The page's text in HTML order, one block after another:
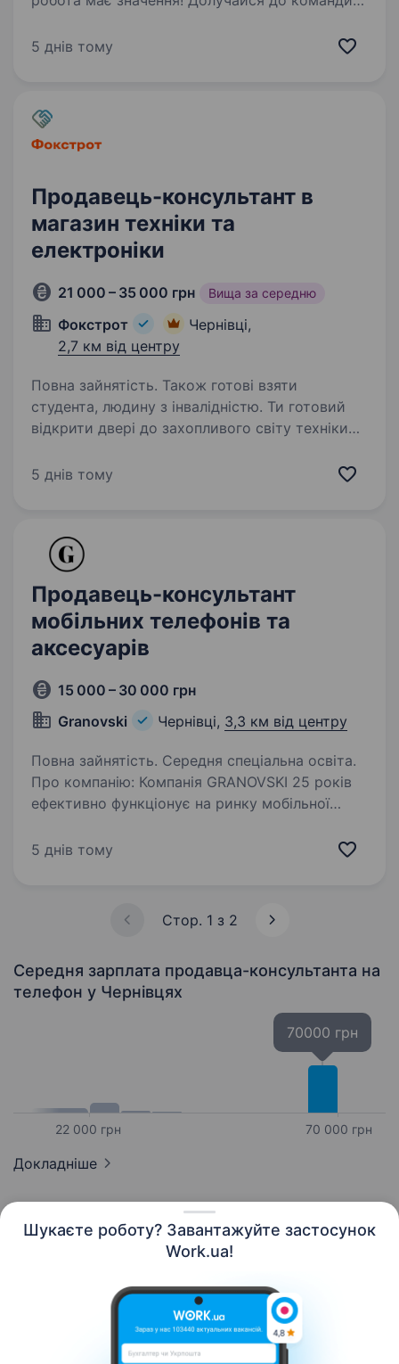
Шукаєте роботу? Завантажуйте застосунок
Work.ua!
разом! Шукаємо ПРОДАВЦЯ-КАСИРА
5 днів тому
Продавець-консультант в
магазин техніки та
електроніки
21 000 – 35 000 грн Вища за середню
Фокстрот
Чернівці,
2,7 км від центру
Повна зайнятість. Також готові взяти
студента, людину з інвалідністю. Ти готовий
відкрити двері до захопливого світу техніки
ти хочеш стати справжнім експертом у цьому
5 днів тому
Продавець-консультант
мобільних телефонів та
аксесуарів
15 000 – 30 000 грн
Granovski
Чернівці, 3,3 км від центру
Повна зайнятість. Середня спеціальна освіта.
Про компанію: Компанія GRANOVSKI 25 років
ефективно функціонує на ринку мобільної
своїм партнерам оптом і в роздріб
5 днів тому
Стор. 1 з 2
Середня зарплата продавца-консультанта на
телефон у Чернівцях
22 000 грн
70000 грн
70 000 грн
Докладніше